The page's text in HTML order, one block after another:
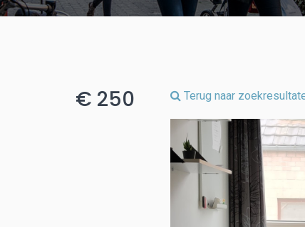
€ 250 Terug naar